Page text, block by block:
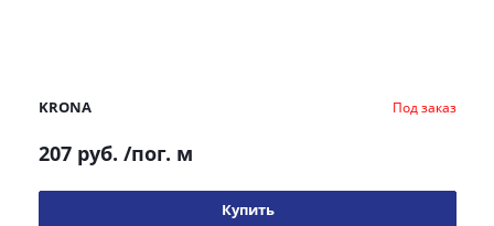
KRONA Под заказ
207 руб. /пог. м
Купить